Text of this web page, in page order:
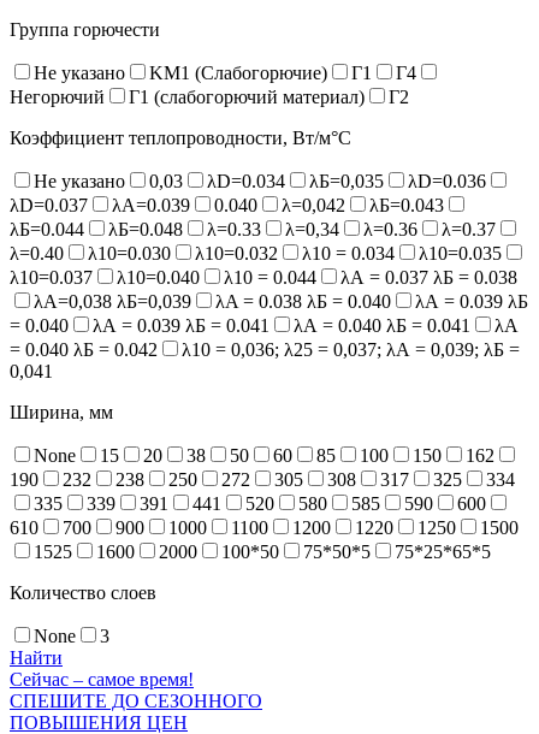
Группа горючести
Не указано KM1 (Слабогорючие) Г1
Г4
Негорючий
Г1 (слабогорючий материал)
Г2
Коэффициент теплопроводности, Вт/м°С
Не указано 0,03 λD=0.034 λБ=0,035
λD=0.036
λD=0.037
λA=0.039 0.040 λ=0,042
λБ=0.043
λБ=0.044
λБ=0.048 λ=0.33 λ=0,34 λ=0.36
λ=0.37
λ=0.40
λ10=0.030 λ10=0.032 λ10 = 0.034
λ10=0.035
λ10=0.037
λ10=0.040 λ10 = 0.044
λА = 0.037 λБ = 0.038
λА=0,038 λБ=0,039
λA = 0.038 λБ = 0.040
λА = 0.039 λБ
= 0.040
λА = 0.039 λБ = 0.041 λА = 0.040 λБ = 0.041
λА
= 0.040 λБ = 0.042
λ10 = 0,036; λ25 = 0,037; λА = 0,039; λБ =
0,041
Ширина, мм
None 15 20 38 50 60 85 100 150
162
190
232 238 250 272 305 308 317 325
334
335
339 391 441 520 580 585 590
600
610
700 900 1000 1100 1200 1220 1250
1500
1525
1600 2000 100*50 75*50*5
75*25*65*5
Количество слоев
None
3
Найти
Сейчас – самое время!
СПЕШИТЕ ДО СЕЗОННОГО
ПОВЫШЕНИЯ ЦЕН